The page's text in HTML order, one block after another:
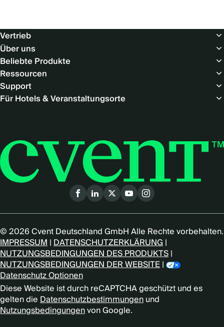
Footer
(Europe
-
DE)
Vertrieb
Über uns
Beliebte Produkte
Ressourcen
Support
Für Hotels & Veranstaltungsorte
Social
menu
(German)
© 2026 Cvent Deutschland GmbH Alle Rechte vorbehalten.
IMPRESSUM|DATENSCHUTZERKLÄRUNG|
NUTZUNGSBEDINGUNGEN DES PRODUKTS|
NUTZUNGSBEDINGUNGEN DER WEBSITE|
Datenschutz Optionen
Diese Website ist durch reCAPTCHA geschützt und es
gelten dieDatenschutzbestimmungenund
Nutzungsbedingungenvon Google.